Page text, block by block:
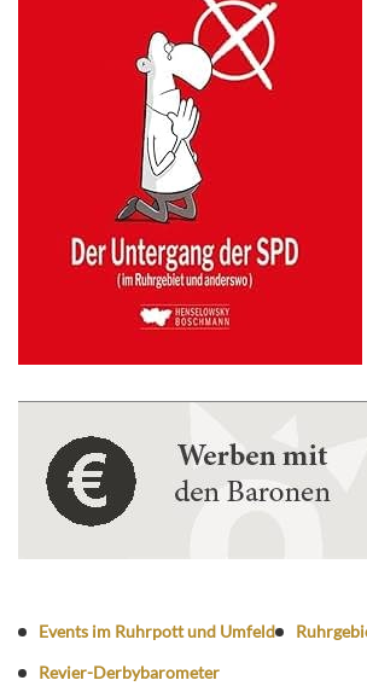
Events im Ruhrpott und Umfeld
Revier-Derbybarometer